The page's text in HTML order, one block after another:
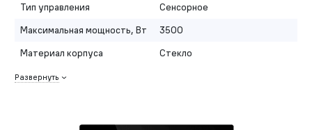
Тип управления
Сенсорное
Максимальная мощность, Вт
3500
Материал корпуса
Стекло
Развернуть